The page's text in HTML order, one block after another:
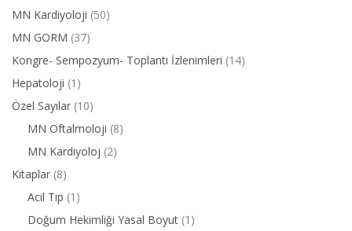
MN Kardiyoloji (50)
MN GORM (37)
Kongre- Sempozyum- Toplantı İzlenimleri (14)
Hepatoloji (1)
Özel Sayılar (10)
MN Oftalmoloji (8)
MN Kardiyoloj (2)
Kitaplar (8)
Acil Tıp (1)
Doğum Hekimliği Yasal Boyut (1)